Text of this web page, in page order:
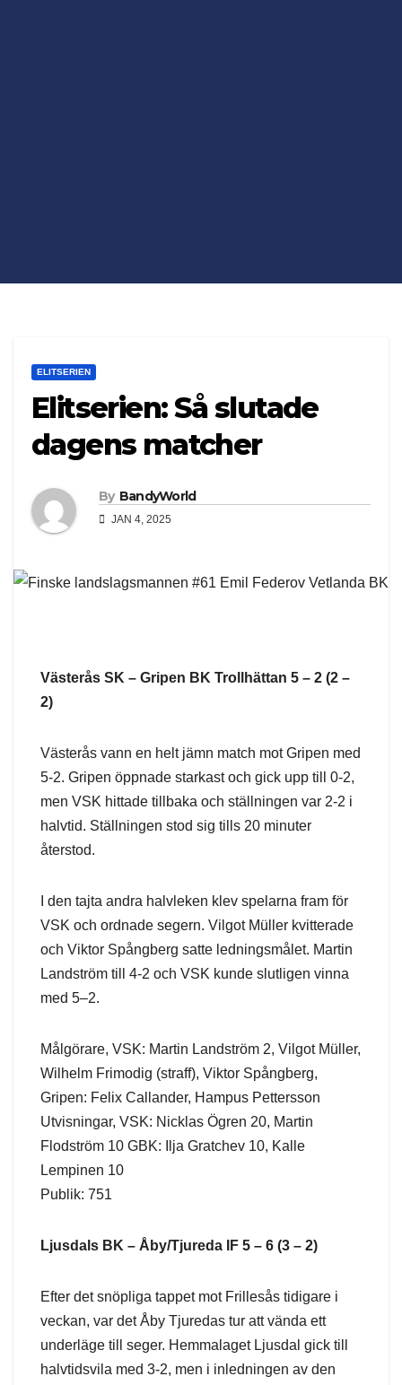
ELITSERIEN
Elitserien: Så slutade
dagens matcher
By BandyWorld
JAN 4, 2025
Västerås SK – Gripen BK Trollhättan 5 – 2 (2 –
2)
Västerås vann en helt jämn match mot Gripen med
5-2. Gripen öppnade starkast och gick upp till 0-2,
men VSK hittade tillbaka och ställningen var 2-2 i
halvtid. Ställningen stod sig tills 20 minuter
återstod.
I den tajta andra halvleken klev spelarna fram för
VSK och ordnade segern. Vilgot Müller kvitterade
och Viktor Spångberg satte ledningsmålet. Martin
Landström till 4-2 och VSK kunde slutligen vinna
med 5–2.
Målgörare, VSK: Martin Landström 2, Vilgot Müller,
Wilhelm Frimodig (straff), Viktor Spångberg,
Gripen: Felix Callander, Hampus Pettersson
Utvisningar, VSK: Nicklas Ögren 20, Martin
Flodström 10 GBK: Ilja Gratchev 10, Kalle
Lempinen 10
Publik: 751
Ljusdals BK – Åby/Tjureda IF 5 – 6 (3 – 2)
Efter det snöpliga tappet mot Frillesås tidigare i
veckan, var det Åby Tjuredas tur att vända ett
underläge till seger. Hemmalaget Ljusdal gick till
halvtidsvila med 3-2, men i inledningen av den